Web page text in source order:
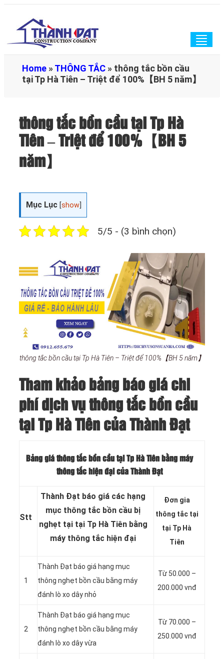
Home »THÔNG TẮC » thông tắc bồn cầu
tại Tp Hà Tiên – Triệt để 100%【BH 5 năm】
thông tắc bồn cầu tại Tp Hà
Tiên – Triệt để 100%【BH 5
năm】
Mục Lục [show
5/5 - (3 bình chọn)
thông tắc bồn cầu tại Tp Hà Tiên – Triệt để 100%【BH 5 năm】
Tham khảo bảng báo giá chi
phí dịch vụ thông tắc bồn cầu
tại Tp Hà Tiên của Thành Đạt
Bảng giá thông tắc bồn cầu tại Tp Hà Tiên bằng máy
thông tắc hiện đại của Thành Đạt
Stt
Thành Đạt báo giá các hạng
mục thông tắc bồn cầu bị
nghẹt tại tại Tp Hà Tiên bằng
máy thông tắc hiện đại
Đơn gia
thông tắc tại
tại Tp Hà
Tiên
1
Thành Đạt báo giá hạng mục
thông nghẹt bồn cầu bằng máy
đánh lò xo dây nhỏ
Từ 50.000 –
200.000 vnđ
2
Thành Đạt báo giá hạng mục
thông nghẹt bồn cầu bằng máy
đánh lò xo dây vừa
Từ 70.000 –
250.000 vnđ